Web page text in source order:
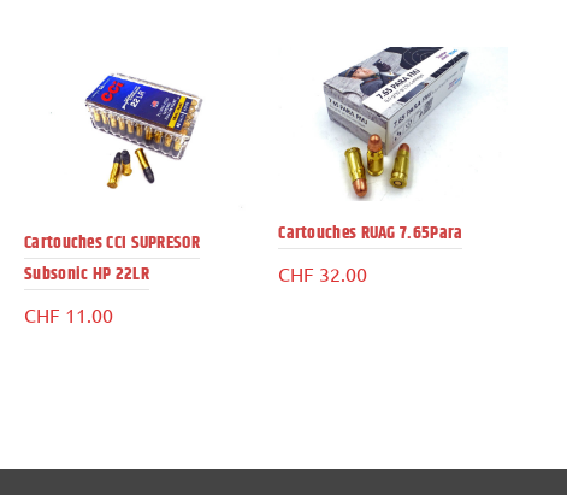
Cartouches CCI SUPRESOR
Subsonic HP 22LR
CHF 11.00
Cartouches RUAG 7.65Para
CHF 32.00